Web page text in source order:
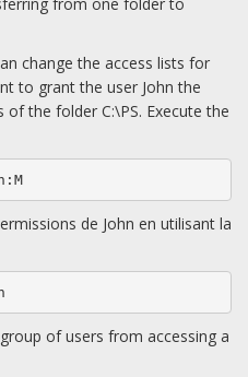
change the access lists for
to grant the user John the
the folder C:\PS. Execute the
de John en utilisant la
of users from accessing a